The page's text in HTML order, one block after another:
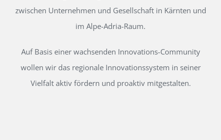
zwischen Unternehmen und Gesellschaft in Kärnten und
im Alpe-Adria-Raum.
Auf Basis einer wachsenden Innovations-Community
wollen wir das regionale Innovationssystem in seiner
Vielfalt aktiv fördern und proaktiv mitgestalten.